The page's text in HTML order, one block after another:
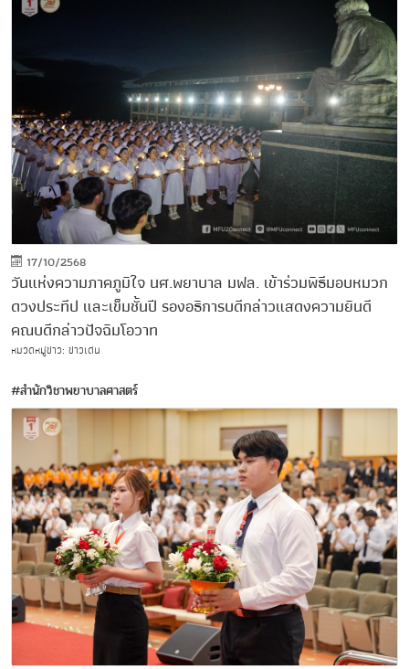
17/10/2568
วันแห่งความภาคภูมิใจ นศ.พยาบาล มฟล. เข้าร่วมพิธีมอบหมวก
ดวงประทีป และเข็มชั้นปี รองอธิการบดีกล่าวแสดงความยินดี
คณบดีกล่าวปัจฉิมโอวาท
หมวดหมู่ข่าว: ข่าวเด่น
#สำนักวิชาพยาบาลศาสตร์